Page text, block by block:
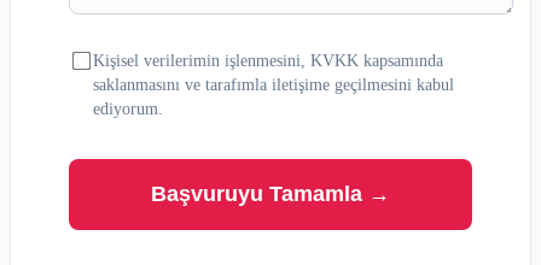
Kişisel verilerimin işlenmesini, KVKK kapsamında
saklanmasını ve tarafımla iletişime geçilmesini kabul
ediyorum.
Başvuruyu Tamamla →